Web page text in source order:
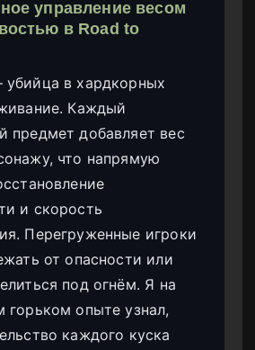
управление весом
в Road to
в хардкорных
Каждый
предмет добавляет вес
что напрямую
и скорость
Перегруженные игроки
от опасности или
под огнём. Я на
горьком опыте узнал,
каждого куска